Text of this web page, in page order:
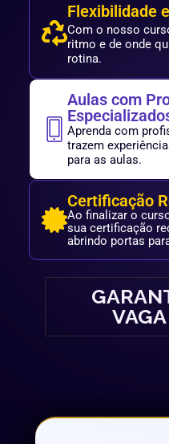
Flexibilidade
Com o nosso
ritmo e de onde
rotina.
Aulas com
Aprenda com
trazem
para as aulas.
Certificação
Ao finalizar o
sua certificação
abrindo portas